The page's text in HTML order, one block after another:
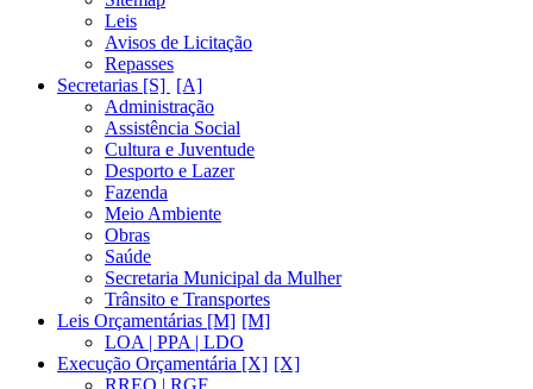
Leis
Avisos de Licitação
Repasses
Secretarias [S]
Administração
Assistência Social
Cultura e Juventude
Desporto e Lazer
Fazenda
Meio Ambiente
Obras
Saúde
Secretaria Municipal da Mulher
Trânsito e Transportes
Leis Orçamentárias [M]
LOA | PPA | LDO
Execução Orçamentária [X]
RREO | RGF